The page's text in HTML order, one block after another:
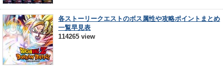
各ストーリークエストのボス属性や攻略ポイントまとめ
一覧早見表
114265 view